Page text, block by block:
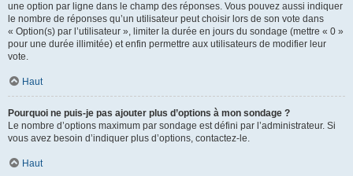
une option par ligne dans le champ des réponses. Vous pouvez aussi indiquer
le nombre de réponses qu’un utilisateur peut choisir lors de son vote dans
« Option(s) par l’utilisateur », limiter la durée en jours du sondage (mettre « 0 »
pour une durée illimitée) et enfin permettre aux utilisateurs de modifier leur
vote.
Haut
Pourquoi ne puis-je pas ajouter plus d’options à mon sondage ?
Le nombre d’options maximum par sondage est défini par l’administrateur. Si
vous avez besoin d’indiquer plus d’options, contactez-le.
Haut